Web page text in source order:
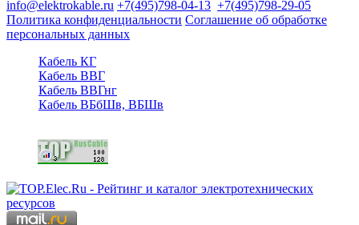
info@elektrokable.ru +7(495)798-04-13 +7(495)798-29-05
Политика конфиденциальности Соглашение об обработке
персональных данных
Кабель КГ
Кабель ВВГ
Кабель ВВГнг
Кабель ВБбШв, ВБШв